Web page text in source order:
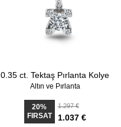
0.35 ct. Tektaş Pırlanta Kolye
Altın ve Pırlanta
20%
FIRSAT
1.297 €
1.037 €